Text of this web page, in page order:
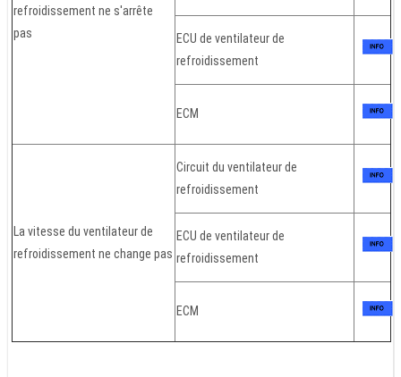
refroidissement ne s'arrête
pas
ECU de ventilateur de
refroidissement
ECM
La vitesse du ventilateur de
refroidissement ne change pas
Circuit du ventilateur de
refroidissement
ECU de ventilateur de
refroidissement
ECM